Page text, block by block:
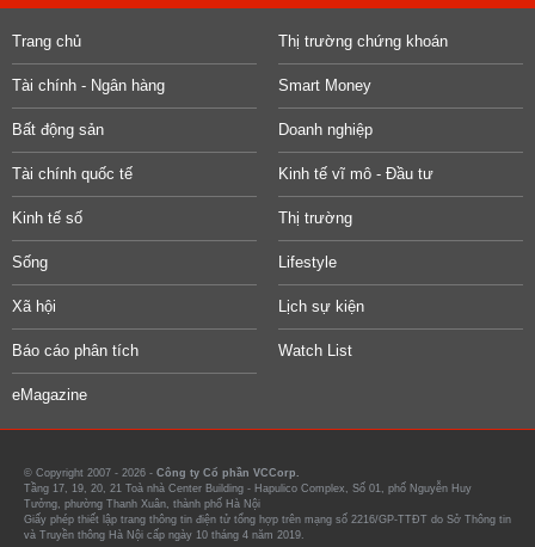
Trang chủ Thị trường chứng khoán
Tài chính - Ngân hàng Smart Money
Bất động sản Doanh nghiệp
Tài chính quốc tế Kinh tế vĩ mô - Đầu tư
Kinh tế số Thị trường
Sống Lifestyle
Xã hội Lịch sự kiện
Báo cáo phân tích Watch List
eMagazine
© Copyright 2007 - 2026 - Công ty Cổ phần VCCorp.
Tầng 17, 19, 20, 21 Toà nhà Center Building - Hapulico Complex, Số 01, phố Nguyễn Huy
Tưởng, phường Thanh Xuân, thành phố Hà Nội
Giấy phép thiết lập trang thông tin điện tử tổng hợp trên mạng số 2216/GP-TTĐT do Sở Thông tin
và Truyền thông Hà Nội cấp ngày 10 tháng 4 năm 2019.